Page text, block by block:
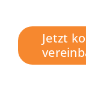
Jetzt